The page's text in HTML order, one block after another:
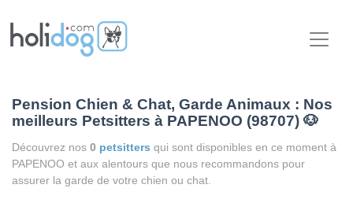
Pension Chien & Chat, Garde Animaux : Nos
meilleurs Petsitters à PAPENOO (98707) 🐶
Découvrez nos 0 petsitters qui sont disponibles en ce moment à
PAPENOO et aux alentours que nous recommandons pour
assurer la garde de votre chien ou chat.